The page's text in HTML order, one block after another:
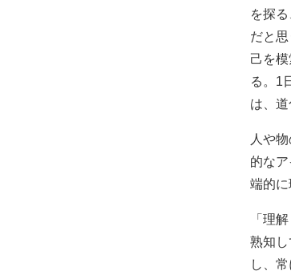
を探
だと
己を
る。1
は、
人や
的な
端的に
「理
熟知
し、